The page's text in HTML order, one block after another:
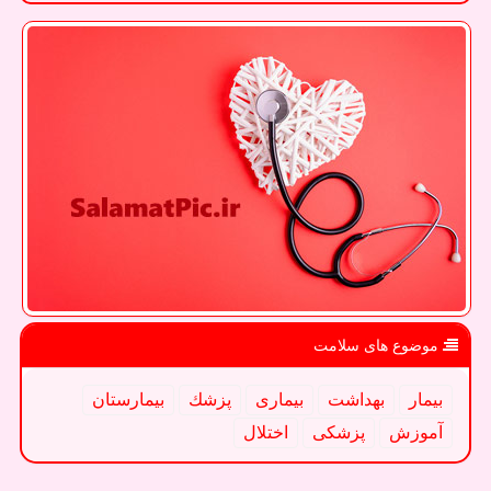
موضوع های سلامت
بیمار بهداشت بیماری پزشك
بیمارستان
آموزش
پزشكی اختلال